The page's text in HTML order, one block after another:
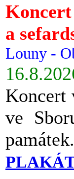
a
Louny -
Koncert
ve
památek.